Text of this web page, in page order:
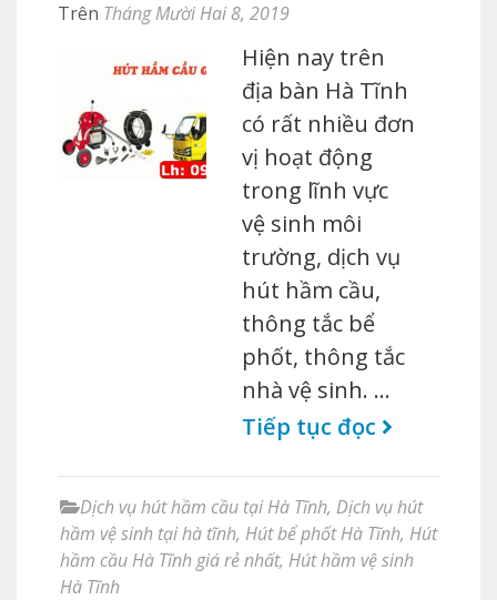
Trên Tháng Mười Hai 8, 2019
Hiện nay trên
địa bàn Hà Tĩnh
có rất nhiều đơn
vị hoạt động
trong lĩnh vực
vệ sinh môi
trường, dịch vụ
hút hầm cầu,
thông tắc bể
phốt, thông tắc
nhà vệ sinh. …
Tiếp tục đọc
Dịch vụ hút hầm cầu tại Hà Tĩnh, Dịch vụ hút
hầm vệ sinh tại hà tĩnh, Hút bể phốt Hà Tĩnh, Hút
hầm cầu Hà Tĩnh giá rẻ nhất, Hút hầm vệ sinh
Hà Tĩnh